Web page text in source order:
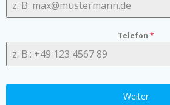
Telefon *
Weiter